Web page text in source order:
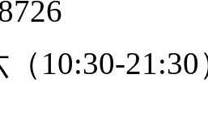
10:30-21:30